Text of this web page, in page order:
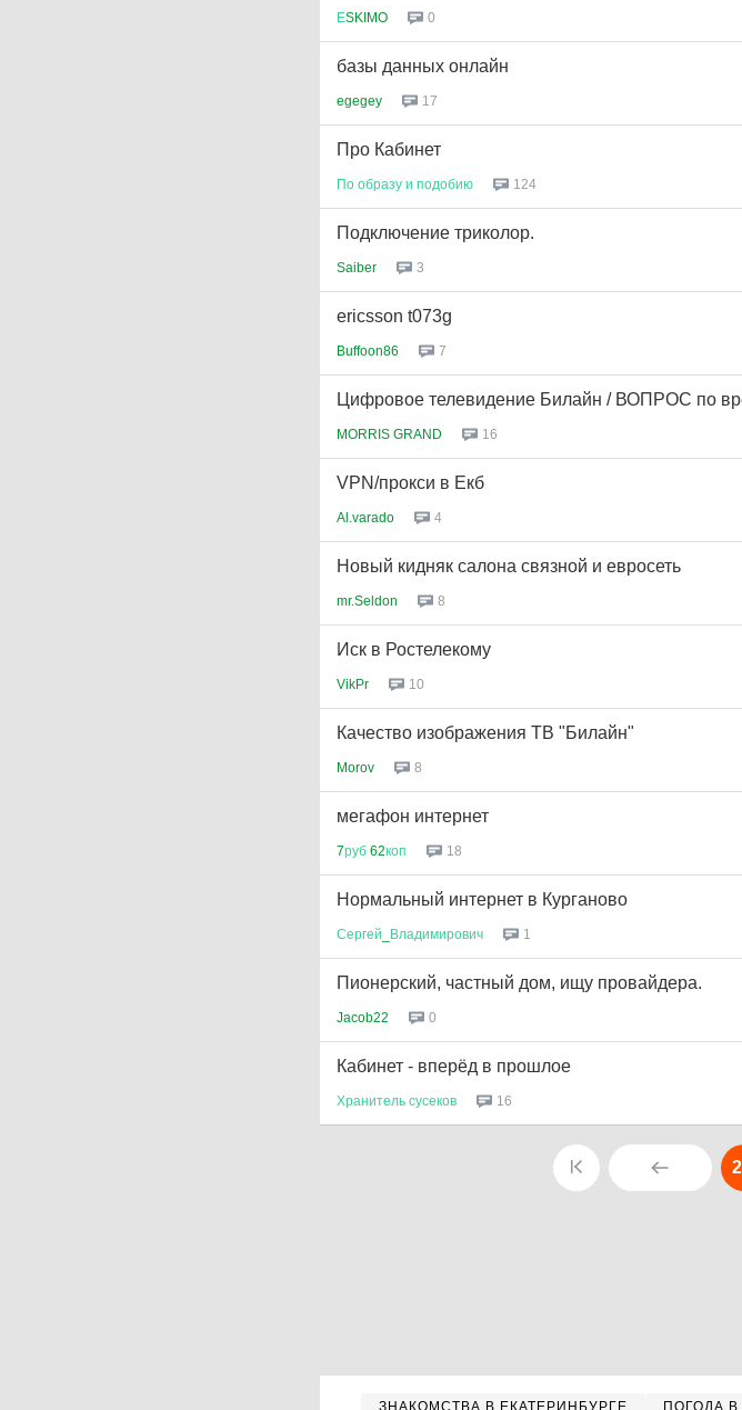
ЕSKIMO 0
базы данных онлайн
egegey 17
Про Кабинет
По образу и подобию 124
Подключение триколор.
Saiber 3
ericsson t073g
Buffoon86 7
Цифровое телевидение Билайн / ВОПРОС по
MORRIS GRAND 16
VPN/прокси в Екб
Al.varado 4
Новый кидняк салона связной и евросеть
mr.Seldon 8
Иск в Ростелекому
VikPr 10
Качество изображения ТВ "Билайн"
Morov 8
мегафон интернет
7руб 62коп 18
Нормальный интернет в Курганово
Сергей Владимирович 1
Пионерский, частный дом, ищу провайдера.
Jacob22 0
Кабинет - вперёд в прошлое
Хранитель сусеков 16
ЗНАКОМСТВА В ЕКАТЕРИНБУРГЕ ПОГОДА